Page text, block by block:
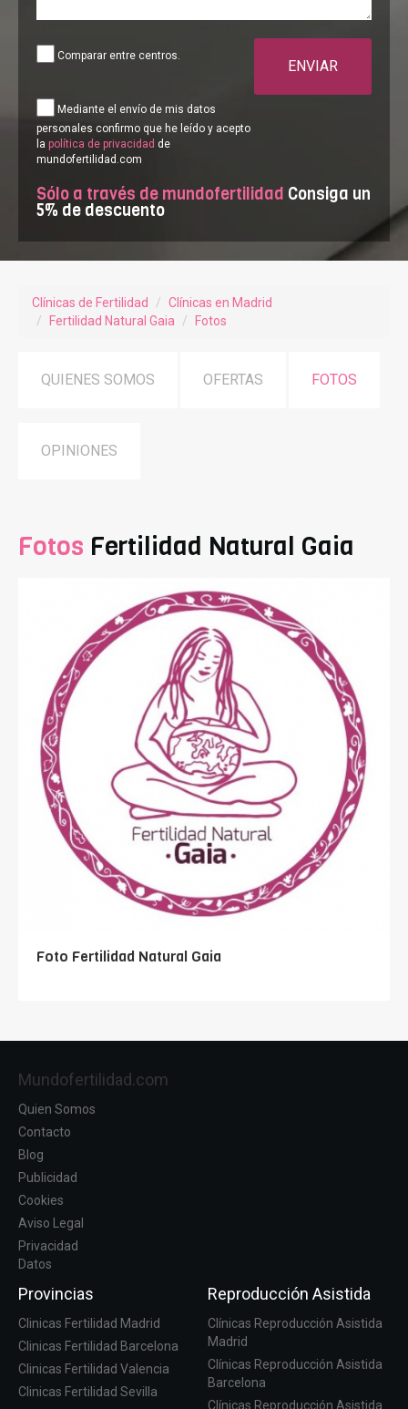
Comparar entre centros.
Mediante el envío de mis datos
personales confirmo que he leído y acepto
la política de privacidad de
mundofertilidad.com
ENVIAR
Sólo a través de mundofertilidad Consiga un
5% de descuento
Clínicas de Fertilidad
Clínicas en Madrid
Fertilidad Natural Gaia
Fotos
QUIENES SOMOS OFERTAS FOTOS
OPINIONES
Fotos Fertilidad Natural Gaia
Foto Fertilidad Natural Gaia
Mundofertilidad.com
Quien Somos
Contacto
Blog
Publicidad
Cookies
Aviso Legal
Privacidad
Datos
Provincias
Clinicas Fertilidad Madrid
Clinicas Fertilidad Barcelona
Clinicas Fertilidad Valencia
Clinicas Fertilidad Sevilla
Reproducción Asistida
Clínicas Reproducción Asistida
Madrid
Clínicas Reproducción Asistida
Barcelona
Clínicas Reproducción Asistida